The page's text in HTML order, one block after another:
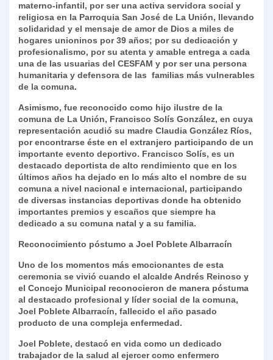
materno-infantil, por ser una activa servidora social y
religiosa en la Parroquia San José de La Unión, llevando
solidaridad y el mensaje de amor de Dios a miles de
hogares unioninos por 39 años; por su dedicación y
profesionalismo, por su atenta y amable entrega a cada
una de las usuarias del CESFAM y por ser una persona
humanitaria y defensora de las familias más vulnerables
de la comuna.
Asimismo, fue reconocido como hijo ilustre de la
comuna de La Unión, Francisco Solís González, en cuya
representación acudió su madre Claudia González Ríos,
por encontrarse éste en el extranjero participando de un
importante evento deportivo. Francisco Solís, es un
destacado deportista de alto rendimiento que en los
últimos años ha dejado en lo más alto el nombre de su
comuna a nivel nacional e internacional, participando
de diversas instancias deportivas donde ha obtenido
importantes premios y escaños que siempre ha
dedicado a su comuna natal y a su familia.
Reconocimiento póstumo a Joel Poblete Albarracín
Uno de los momentos más emocionantes de esta
ceremonia se vivió cuando el alcalde Andrés Reinoso y
el Concejo Municipal reconocieron de manera póstuma
al destacado profesional y líder social de la comuna,
Joel Poblete Albarracín, fallecido el año pasado
producto de una compleja enfermedad.
Joel Poblete, destacó en vida como un dedicado
trabajador de la salud al ejercer como enfermero